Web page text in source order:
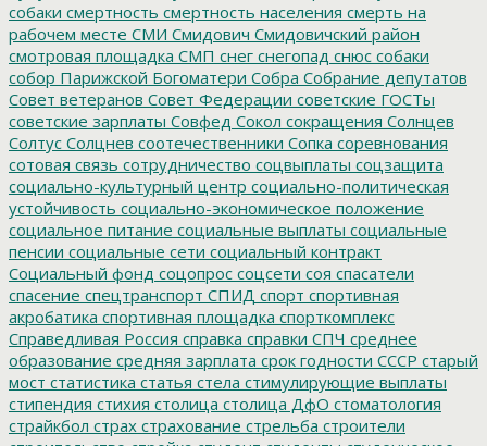
собаки смертность смертность населения смерть на
рабочем месте СМИ Смидович Смидовичский район
смотровая площадка СМП снег снегопад снюс собаки
собор Парижской Богоматери Собра Собрание депутатов
Совет ветеранов Совет Федерации советские ГОСТы
советские зарплаты Совфед Сокол сокращения Солнцев
Солтус Солцнев соотечественники Сопка соревнования
сотовая связь сотрудничество соцвыплаты соцзащита
социально-культурный центр социально-политическая
устойчивость социально-экономическое положение
социальное питание социальные выплаты социальные
пенсии социальные сети социальный контракт
Социальный фонд соцопрос соцсети соя спасатели
спасение спецтранспорт СПИД спорт спортивная
акробатика спортивная площадка спорткомплекс
Справедливая Россия справка справки СПЧ среднее
образование средняя зарплата срок годности СССР старый
мост статистика статья стела стимулирующие выплаты
стипендия стихия столица столица ДфО стоматология
страйкбол страх страхование стрельба строители